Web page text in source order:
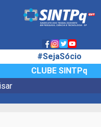
#SejaSócio
CLUBE SINTPq